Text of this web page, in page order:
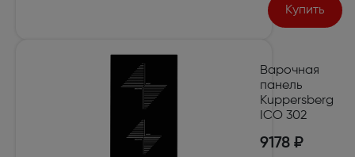
Купить
Варочная
панель
Kuppersberg
ICO 302
9178 ₽